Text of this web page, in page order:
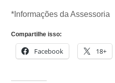
*Informações da Assessoria
Compartilhe isso:
Facebook 18+